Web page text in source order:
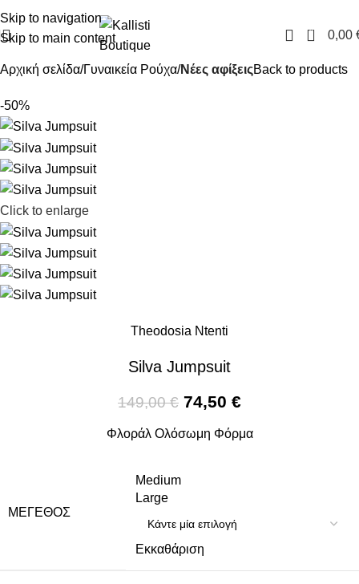
Skip to navigation
Skip to main content
0 0,00
Αρχική σελίδα Γυναικεία Ρούχα Νέες αφίξειςBack to products
-50%
Click to enlarge
Theodosia Ntenti
Silva Jumpsuit
149,00€ 74,50 €
Φλοράλ Ολόσωμη Φόρμα
ΜΈΓΕΘΟΣ
Medium
Large
Εκκαθάριση